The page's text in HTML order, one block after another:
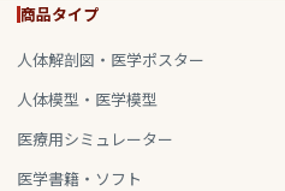
商品タイプ
人体解剖図・医学ポスター
人体模型・医学模型
医療用シミュレーター
医学書籍・ソフト